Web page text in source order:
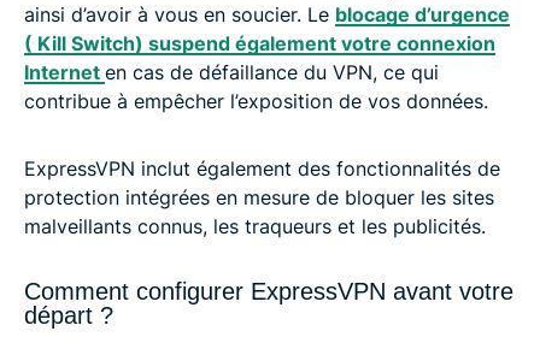
ainsi d’avoir à vous en soucier. Le blocage d’urgence
( Kill Switch) suspend également votre connexion
Internet en cas de défaillance du VPN, ce qui
contribue à empêcher l’exposition de vos données.
ExpressVPN inclut également des fonctionnalités de
protection intégrées en mesure de bloquer les sites
malveillants connus, les traqueurs et les publicités.
Comment configurer ExpressVPN avant votre
départ ?